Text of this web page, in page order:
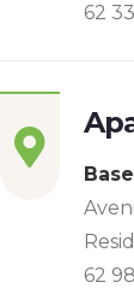
62
62